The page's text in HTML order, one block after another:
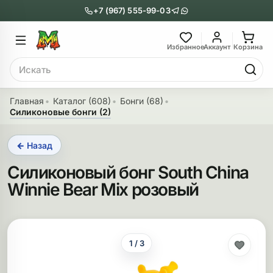
+7 (967) 555-99-03
ИзбранноеАккаунт Корзина
Поиск
Главное меню
Бонги
бонги
с перколятором
бонги
Главное
Трубки
Металлические
Стеклянные
Выпариватели
Главная Каталог (608)
Бонги (68)
Силиконовые бонги (2)
← Назад
Силиконовый бонг South China
Winnie Bear Mix розовый
1 / 3